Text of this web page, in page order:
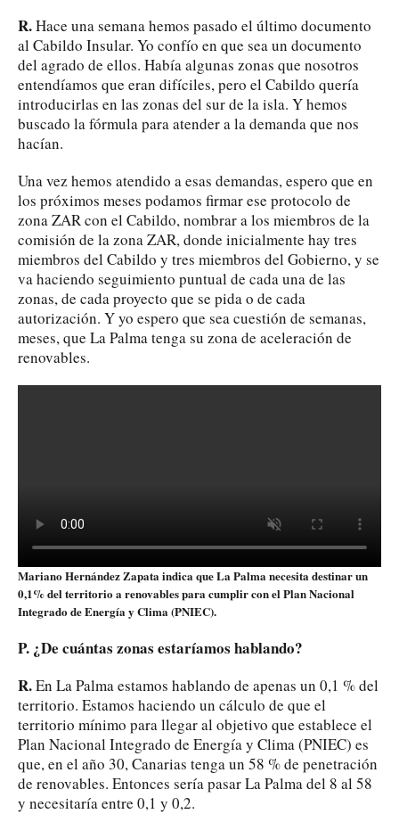
R.Hace una semana hemos pasado el último documento
al Cabildo Insular. Yo confío en que sea un documento
del agrado de ellos. Había algunas zonas que nosotros
entendíamos que eran difíciles, pero el Cabildo quería
introducirlas en las zonas del sur de la isla. Y hemos
buscado la fórmula para atender a la demanda que nos
hacían.
Una vez hemos atendido a esas demandas, espero que en
los próximos meses podamos firmar ese protocolo de
zona ZAR con el Cabildo, nombrar a los miembros de la
comisión de la zona ZAR, donde inicialmente hay tres
miembros del Cabildo y tres miembros del Gobierno, y se
va haciendo seguimiento puntual de cada una de las
zonas, de cada proyecto que se pida o de cada
autorización. Y yo espero que sea cuestión de semanas,
meses, que La Palma tenga su zona de aceleración de
renovables.
Mariano Hernández Zapata indica que La Palma necesita destinar un
0,1% del territorio a renovables para cumplir con el Plan Nacional
Integrado de Energía y Clima (PNIEC).
P. ¿De cuántas zonas estaríamos hablando?
R.En La Palma estamos hablando de apenas un 0,1 % del
territorio. Estamos haciendo un cálculo de que el
territorio mínimo para llegar al objetivo que establece el
Plan Nacional Integrado de Energía y Clima (PNIEC) es
que, en el año 30, Canarias tenga un 58 % de penetración
de renovables. Entonces sería pasar La Palma del 8 al 58
y necesitaría entre 0,1 y 0,2.